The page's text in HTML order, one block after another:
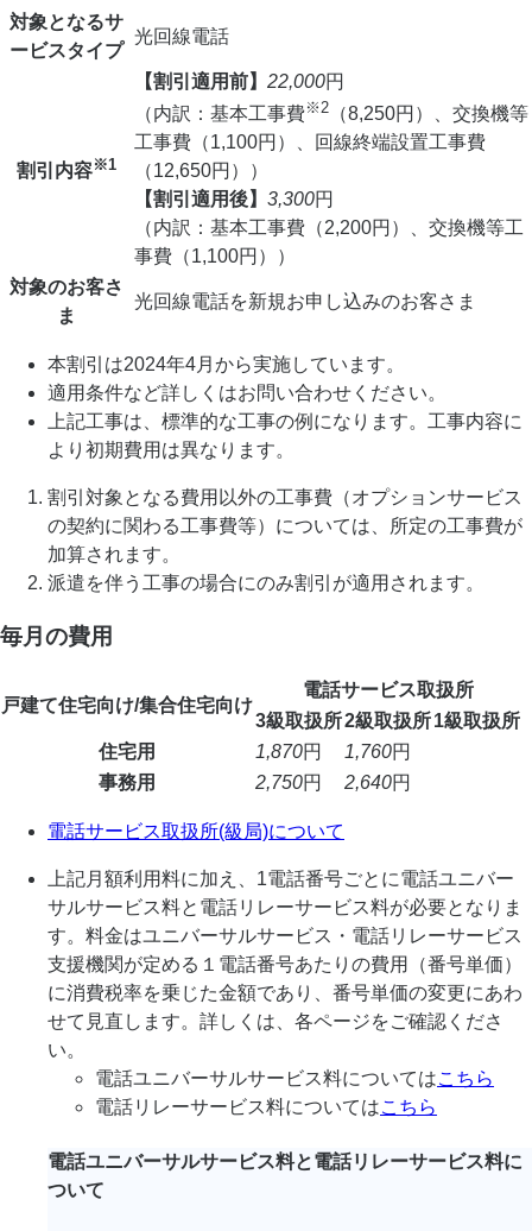
対象となるサ
ービスタイプ
光回線電話
割引内容※1
【割引適用前】 22,000円
（内訳：基本工事費※2 （8,250円）、交換機等
工事費（1,100円）、回線終端設置工事費
（12,650円））
【割引適用後】 3,300円
（内訳：基本工事費（2,200円）、交換機等工
事費（1,100円））
対象のお客さ
ま
光回線電話を新規お申し込みのお客さま
本割引は2024年4月から実施しています。
適用条件など詳しくはお問い合わせください。
上記工事は、標準的な工事の例になります。工事内容に
より初期費用は異なります。
割引対象となる費用以外の工事費（オプションサービス
の契約に関わる工事費等）については、所定の工事費が
加算されます。
派遣を伴う工事の場合にのみ割引が適用されます。
毎月の費用
戸建て住宅向け/集合住宅向け
電話サービス取扱所
3級取扱所2級取扱所1級取扱所
住宅用
1,870円 1,760円
事務用
2,750円 2,640円
電話サービス取扱所(級局)について
上記月額利用料に加え、1電話番号ごとに電話ユニバー
サルサービス料と電話リレーサービス料が必要となりま
す。料金はユニバーサルサービス・電話リレーサービス
支援機関が定める１電話番号あたりの費用（番号単価）
に消費税率を乗じた金額であり、番号単価の変更にあわ
せて見直します。詳しくは、各ページをご確認くださ
い。
電話ユニバーサルサービス料についてはこちら
電話リレーサービス料についてはこちら
電話ユニバーサルサービス料と電話リレーサービス料に
ついて